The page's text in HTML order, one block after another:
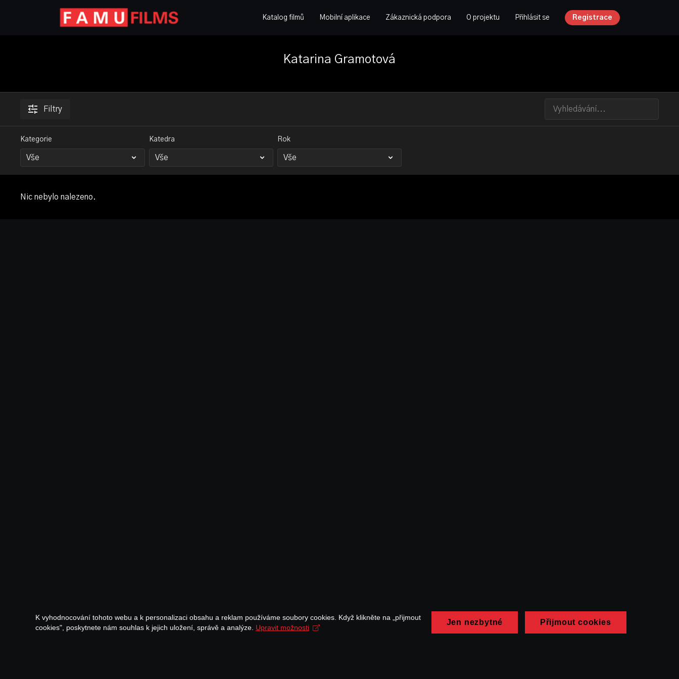
Katalog filmů Mobilní aplikace Zákaznická podpora O projektu Přihlásit se Registrace
Katarina Gramotová
Filtry
Kategorie Katedra Rok
Nic nebylo nalezeno.
K vyhodnocování tohoto webu a k personalizaci obsahu a reklam používáme soubory cookies. Když klikněte na „přijmout
cookies", poskytnete nám souhlas k jejich uložení, správě a analýze. Upravit možnosti
Jen nezbytné Přijmout cookies